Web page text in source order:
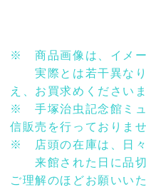
※ 商品画像は、イメー
実際とは若干異なり
え、お買求めくださいま
※ 手塚治虫記念館ミュ
信販売を行っておりませ
※ 店頭の在庫は、日々
来館された日に品切
ご理解のほどお願いい